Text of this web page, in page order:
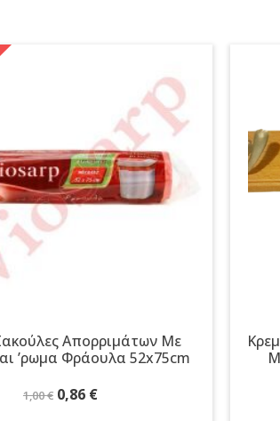
Απορριμάτων Με
ʼρωμα Φράουλα 52x75cm
1,00€ Original
0,86 €Η